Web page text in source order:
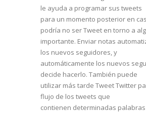
le ayuda a programar sus tweets
para un momento posterior en
podría no ser Tweet en torno a
importante. Enviar notas
los nuevos seguidores, y
automáticamente los nuevos
decide hacerlo. También puede
utilizar más tarde Tweet Twitter
flujo de los tweets que
contienen determinadas